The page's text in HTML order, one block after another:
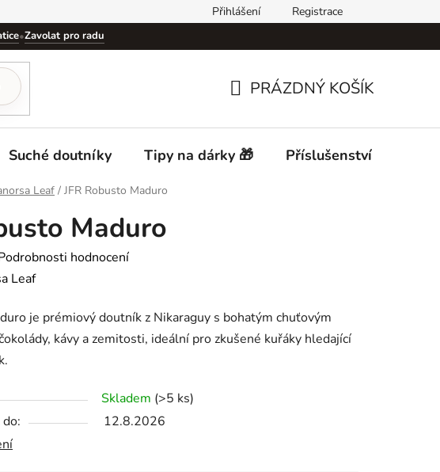
Podmínky ochrany osobních údajů (GDPR)
Přihlášení Registrace
•Zavolat pro radu
KOŠÍK
PRÁZDNÝ KOŠÍK
Suché doutníky Tipy na dárky 🎁 Příslušenství
Leaf / JFR Robusto Maduro
Maduro
hodnocení
Leaf
je prémiový doutník z Nikaraguy s bohatým chuťovým
kávy a zemitosti, ideální pro zkušené kuřáky hledající
Skladem (>5 ks)
12.8.2026